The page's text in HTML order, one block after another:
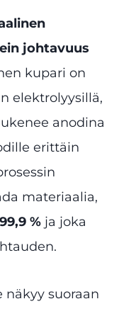
johtavuus
kupari on
elektrolyysillä,
anodina
erittäin
materiaalia,
99,9 % ja joka
näkyy suoraan